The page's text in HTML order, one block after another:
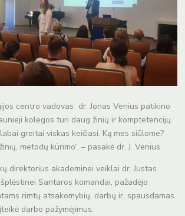
centro vadovas dr. Jonas Venius patikino
kolegos turi daug žinių ir komptetencijų.
greitai viskas keičiasi. Ką mes siūlome?
metodų kūrimo“, – pasakė dr. J. Venius.
direktorius akademinei veiklai dr. Justas
Santaros komandai, pažadėjo
rimtų atsakomybių, darbų ir, spausdamas
darbo pažymėjimus.